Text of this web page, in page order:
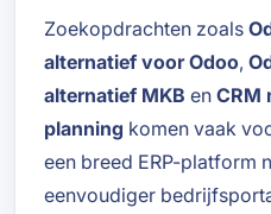
Zoekopdrachten zoals
alternatief voor Odoo,
alternatief MKB en CRM
planning komen vaak
een breed ERP-platform
eenvoudiger